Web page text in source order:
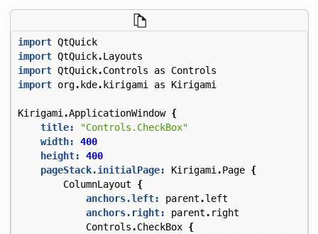
import QtQuick
import QtQuick.Layouts
import QtQuick.Controls as
Controls
import org. kde. kirigami as Kirigami
Kirigami .ApplicationWindow {
title:
"Controls.CheckBox"
width:
400
height:
400
pageStack.initialPage:
Kirigami .Page {
ColumnLayout
{
anchors.left:
parent .left
anchors.right:
parent . right
Controls .CheckBox {